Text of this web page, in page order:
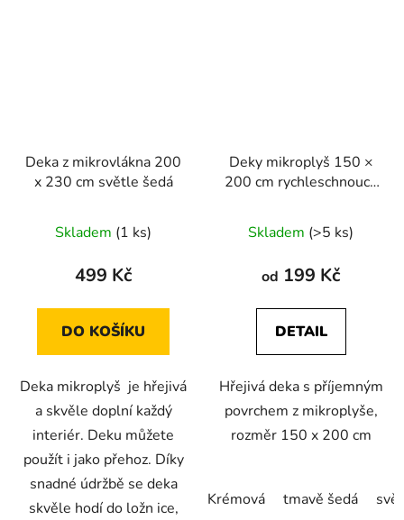
Deka z mikrovlákna 200
x 230 cm světle šedá
Skladem (1 ks)
499 Kč
DO KOŠÍKU
Deka mikroplyš je hřejivá
a skvěle doplní každý
interiér. Deku můžete
použít i jako přehoz. Díky
snadné údržbě se deka
skvěle hodí do ložn ice,
Deky mikroplyš 150 ×
200 cm rychleschnoucí,
Skladem (>5 ks)
od 199 Kč
DETAIL
Hřejivá deka s příjemným
povrchem z mikroplyše,
rozměr 150 x 200 cm
Krémová tmavě šedá